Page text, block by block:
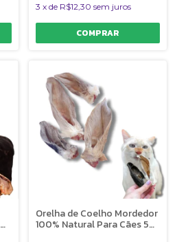
3 x de R$12,30 sem juros
Orelha de Coelho Mordedor
100% Natural Para Cães 5